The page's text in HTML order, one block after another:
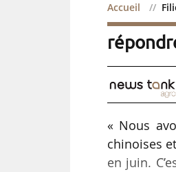
Accueil
Filière
« Nous
chinoises
en juin.